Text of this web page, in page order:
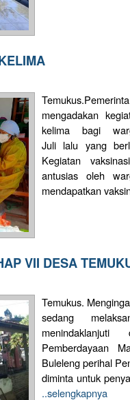
mengadakan
kelima bagi
Juli lalu yang
Kegiatan
antusias oleh
mendapatkan
VII DESA
Temukus.
sedang
Pemberdayaan
Buleleng perihal
diminta untuk
..selengkapnya